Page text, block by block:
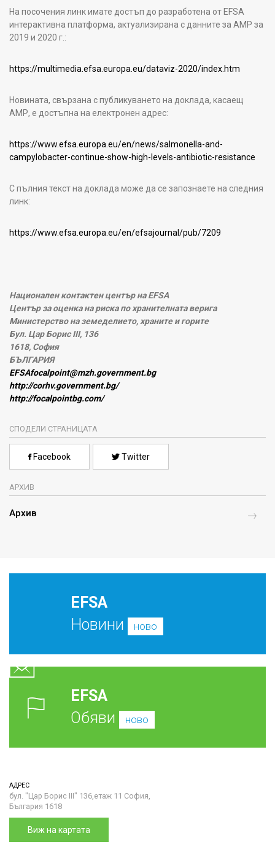
На посочения линк имате достъп до разработена от EFSA
интерактивна платформа, актуализирана с данните за АМР за
2019 и 2020 г.:
https://multimedia.efsa.europa.eu/dataviz-2020/index.htm
Новината, свързана с публикуването на доклада, касаещ
АМР, е достъпна на електронен адрес:
https://www.efsa.europa.eu/en/news/salmonella-and-
campylobacter-continue-show-high-levels-antibiotic-resistance
С пълния текст на доклада може да се запознаете на следния
линк:
https://www.efsa.europa.eu/en/efsajournal/pub/7209
Национален контактен център на EFSA
Център за оценка на риска по хранителната верига
Министерство на земеделието, храните и горите
Бул. Цар Борис III, 136
1618, София
БЪЛГАРИЯ
EFSAfocalpoint@mzh.government.bg
http://corhv.government.bg/
http://focalpointbg.com/
СПОДЕЛИ СТРАНИЦАТА
Facebook Twitter
АРХИВ
Архив
EFSA
Новини
ново
EFSA
Обяви
ново
АДРЕС
бул. "Цар Борис III" 136,етаж 11 София,
България 1618
Виж на картата